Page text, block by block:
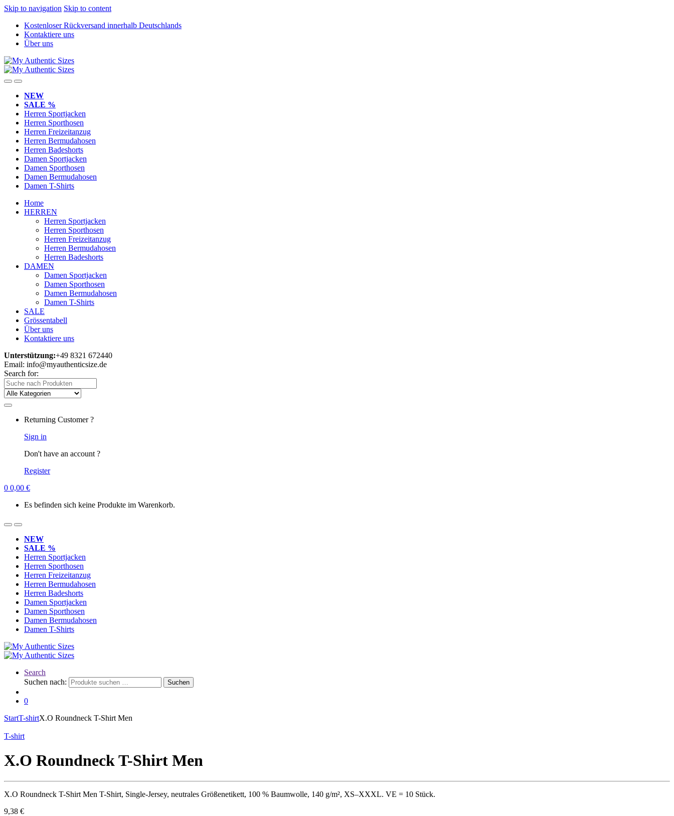
Skip to navigation Skip to content
Kostenloser Rückversand innerhalb Deutschlands
Kontaktiere uns
Über uns
NEW
SALE %
Herren Sportjacken
Herren Sporthosen
Herren Freizeitanzug
Herren Bermudahosen
Herren Badeshorts
Damen Sportjacken
Damen Sporthosen
Damen Bermudahosen
Damen T-Shirts
Home
HERREN
Herren Sportjacken
Herren Sporthosen
Herren Freizeitanzug
Herren Bermudahosen
Herren Badeshorts
DAMEN
Damen Sportjacken
Damen Sporthosen
Damen Bermudahosen
Damen T-Shirts
SALE
Grössentabell
Über uns
Kontaktiere uns
Unterstützung:+49 8321 672440
Email: info@myauthenticsize.de
Search for:
Returning Customer ?
Sign in
Don't have an account ?
Register
0 0,00 €
Es befinden sich keine Produkte im Warenkorb.
NEW
SALE %
Herren Sportjacken
Herren Sporthosen
Herren Freizeitanzug
Herren Bermudahosen
Herren Badeshorts
Damen Sportjacken
Damen Sporthosen
Damen Bermudahosen
Damen T-Shirts
Search
Suchen nach:
Suchen
0
StartT-shirtX.O Roundneck T-Shirt Men
T-shirt
X.O Roundneck T-Shirt Men
X.O Roundneck T-Shirt Men T-Shirt, Single-Jersey, neutrales Größenetikett, 100 % Baumwolle, 140 g/m², XS–XXXL. VE = 10 Stück.
9,38 €